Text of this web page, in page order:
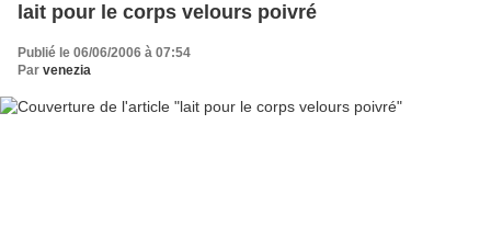
lait pour le corps velours poivré
Publié le 06/06/2006 à 07:54
Par venezia